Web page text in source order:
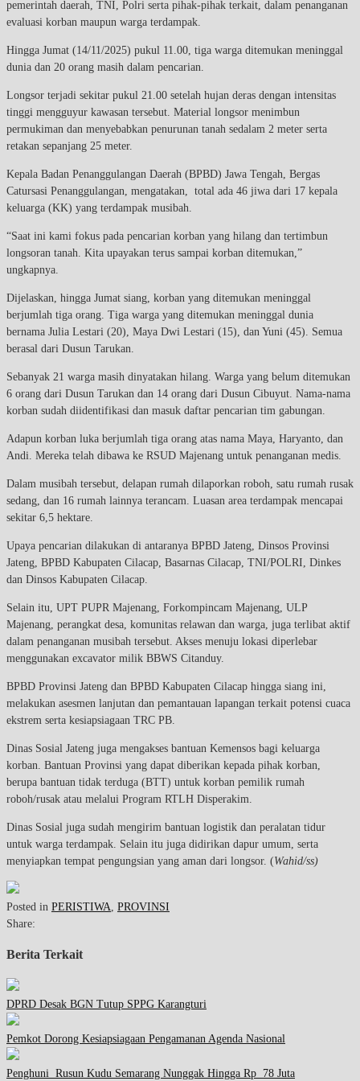
pemerintah daerah, TNI, Polri serta pihak-pihak terkait, dalam penanganan
evaluasi korban maupun warga terdampak.
Hingga Jumat (14/11/2025) pukul 11.00, tiga warga ditemukan meninggal
dunia dan 20 orang masih dalam pencarian.
Longsor terjadi sekitar pukul 21.00 setelah hujan deras dengan intensitas
tinggi mengguyur kawasan tersebut. Material longsor menimbun
permukiman dan menyebabkan penurunan tanah sedalam 2 meter serta
retakan sepanjang 25 meter.
Kepala Badan Penanggulangan Daerah (BPBD) Jawa Tengah, Bergas
Catursasi Penanggulangan, mengatakan, total ada 46 jiwa dari 17 kepala
keluarga (KK) yang terdampak musibah.
“Saat ini kami fokus pada pencarian korban yang hilang dan tertimbun
longsoran tanah. Kita upayakan terus sampai korban ditemukan,”
ungkapnya.
Dijelaskan, hingga Jumat siang, korban yang ditemukan meninggal
berjumlah tiga orang. Tiga warga yang ditemukan meninggal dunia
bernama Julia Lestari (20), Maya Dwi Lestari (15), dan Yuni (45). Semua
berasal dari Dusun Tarukan.
Sebanyak 21 warga masih dinyatakan hilang. Warga yang belum ditemukan
6 orang dari Dusun Tarukan dan 14 orang dari Dusun Cibuyut. Nama-nama
korban sudah diidentifikasi dan masuk daftar pencarian tim gabungan.
Adapun korban luka berjumlah tiga orang atas nama Maya, Haryanto, dan
Andi. Mereka telah dibawa ke RSUD Majenang untuk penanganan medis.
Dalam musibah tersebut, delapan rumah dilaporkan roboh, satu rumah rusak
sedang, dan 16 rumah lainnya terancam. Luasan area terdampak mencapai
sekitar 6,5 hektare.
Upaya pencarian dilakukan di antaranya BPBD Jateng, Dinsos Provinsi
Jateng, BPBD Kabupaten Cilacap, Basarnas Cilacap, TNI/POLRI, Dinkes
dan Dinsos Kabupaten Cilacap.
Selain itu, UPT PUPR Majenang, Forkompincam Majenang, ULP
Majenang, perangkat desa, komunitas relawan dan warga, juga terlibat aktif
dalam penanganan musibah tersebut. Akses menuju lokasi diperlebar
menggunakan excavator milik BBWS Citanduy.
BPBD Provinsi Jateng dan BPBD Kabupaten Cilacap hingga siang ini,
melakukan asesmen lanjutan dan pemantauan lapangan terkait potensi cuaca
ekstrem serta kesiapsiagaan TRC PB.
Dinas Sosial Jateng juga mengakses bantuan Kemensos bagi keluarga
korban. Bantuan Provinsi yang dapat diberikan kepada pihak korban,
berupa bantuan tidak terduga (BTT) untuk korban pemilik rumah
roboh/rusak atau melalui Program RTLH Disperakim.
Dinas Sosial juga sudah mengirim bantuan logistik dan peralatan tidur
untuk warga terdampak. Selain itu juga didirikan dapur umum, serta
menyiapkan tempat pengungsian yang aman dari longsor. (Wahid/ss)
Posted in PERISTIWA PROVINSI
Share:
Berita Terkait
DPRD Desak BGN Tutup SPPG Karangturi
Pemkot Dorong Kesiapsiagaan Pengamanan Agenda Nasional
Penghuni Rusun Kudu Semarang Nunggak Hingga Rp 78 Juta